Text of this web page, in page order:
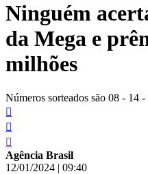
conteúdo
Ninguém
da Mega e
milhões
Números sorteados são 08 - 14
Agência Brasil
12/01/2024 | 09:40